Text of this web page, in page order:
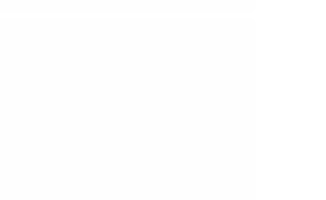
公共语言。她们从雅斯贝尔斯对罪责的
最大的错误是去了新疆”：袁莉为何对张
庸之恶”32:50 罪责、同理心和救赎在中
何常停留在“我有没有亲手害人”44:17 回
我们是否也会失去思考责任的能力？
！Mosavi是一款端对端加密通讯软件，
应用体验：苹果Appstore：
下载：